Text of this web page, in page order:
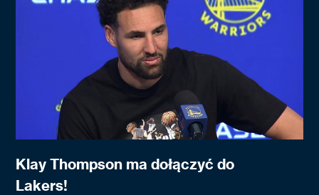
Klay Thompson ma dołączyć do
Lakers!